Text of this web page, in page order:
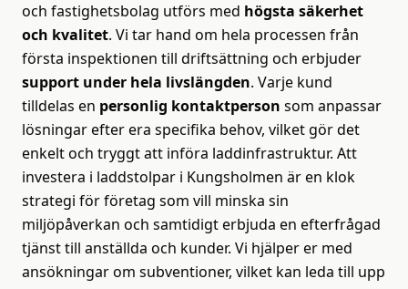
och fastighetsbolag utförs med högsta säkerhet
och kvalitet. Vi tar hand om hela processen från
första inspektionen till driftsättning och erbjuder
support under hela livslängden. Varje kund
tilldelas en personlig kontaktperson som anpassar
lösningar efter era specifika behov, vilket gör det
enkelt och tryggt att införa laddinfrastruktur. Att
investera i laddstolpar i Kungsholmen är en klok
strategi för företag som vill minska sin
miljöpåverkan och samtidigt erbjuda en efterfrågad
tjänst till anställda och kunder. Vi hjälper er med
ansökningar om subventioner, vilket kan leda till upp